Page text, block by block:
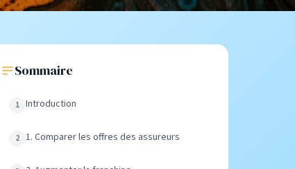
Sommaire
Introduction
1. Comparer les offres des assureurs